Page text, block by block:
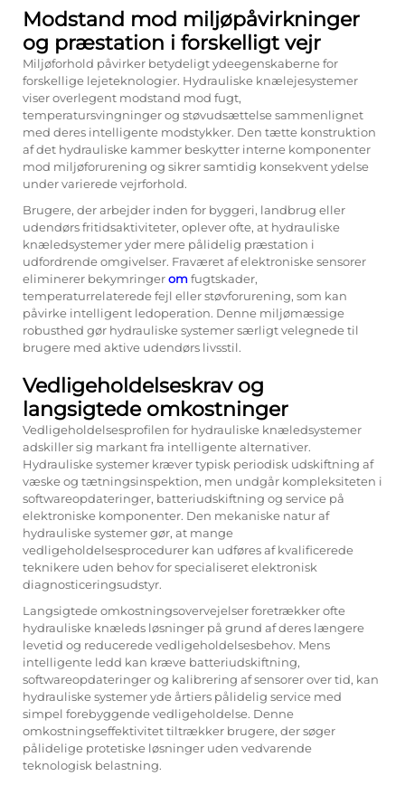
Modstand mod miljøpåvirkninger
og præstation i forskelligt vejr
Miljøforhold påvirker betydeligt ydeegenskaberne for
forskellige lejeteknologier. Hydrauliske knælejesystemer
viser overlegent modstand mod fugt,
temperatursvingninger og støvudsættelse sammenlignet
med deres intelligente modstykker. Den tætte konstruktion
af det hydrauliske kammer beskytter interne komponenter
mod miljøforurening og sikrer samtidig konsekvent ydelse
under varierede vejrforhold.
Brugere, der arbejder inden for byggeri, landbrug eller
udendørs fritidsaktiviteter, oplever ofte, at hydrauliske
knæledsystemer yder mere pålidelig præstation i
udfordrende omgivelser. Fraværet af elektroniske sensorer
eliminerer bekymringeromfugtskader,
temperaturrelaterede fejl eller støvforurening, som kan
påvirke intelligent ledoperation. Denne miljømæssige
robusthed gør hydrauliske systemer særligt velegnede til
brugere med aktive udendørs livsstil.
Vedligeholdelseskrav og
langsigtede omkostninger
Vedligeholdelsesprofilen for hydrauliske knæledsystemer
adskiller sig markant fra intelligente alternativer.
Hydrauliske systemer kræver typisk periodisk udskiftning af
væske og tætningsinspektion, men undgår kompleksiteten i
softwareopdateringer, batteriudskiftning og service på
elektroniske komponenter. Den mekaniske natur af
hydrauliske systemer gør, at mange
vedligeholdelsesprocedurer kan udføres af kvalificerede
teknikere uden behov for specialiseret elektronisk
diagnosticeringsudstyr.
Langsigtede omkostningsovervejelser foretrækker ofte
hydrauliske knæleds løsninger på grund af deres længere
levetid og reducerede vedligeholdelsesbehov. Mens
intelligente ledd kan kræve batteriudskiftning,
softwareopdateringer og kalibrering af sensorer over tid, kan
hydrauliske systemer yde årtiers pålidelig service med
simpel forebyggende vedligeholdelse. Denne
omkostningseffektivitet tiltrækker brugere, der søger
pålidelige protetiske løsninger uden vedvarende
teknologisk belastning.